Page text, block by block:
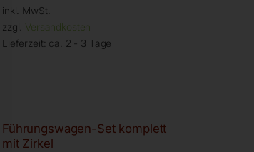
inkl. MwSt.
zzgl. Versandkosten
Lieferzeit: ca. 2 - 3 Tage
Führungswagen-Set komplett
mit Zirkel